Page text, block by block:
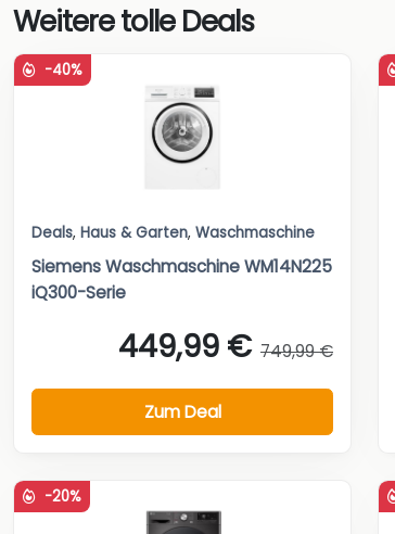
Weitere tolle Deals
-40%
Deals, Haus & Garten, Waschmaschine
Siemens Waschmaschine WM14N225
iQ300-Serie
449,99 € 749,99 €
Zum Deal
-20%